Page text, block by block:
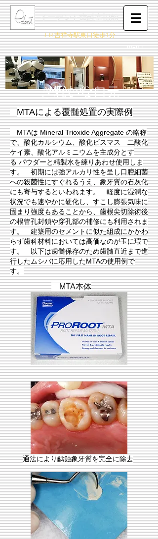
イーデント歯科室旧館
ＪＲ吉祥寺駅東口徒歩1分
menu
​きれいな口元
​MTAセメント
MTA本体
MTAによる覆髄処置の実際例
MTAは Mineral Trioxide Aggregate の略称
で、酸化カルシウム、酸化ビスマス 二酸化
ケイ素、酸化アルミニウムを主成分とす
る パウダーと精製水を練りあわせ使用しま
す。 初期には強アルカリ性を呈し口腔細菌
への殺菌性にすぐれるうえ、象牙質の石灰化
にも寄与するといわれます。 軽度に湿潤な
状況でも速やかに硬化し、すこし膨張気味に
固まり強度もあることから、歯根尖切除術後
の根管孔封鎖や穿孔部の補修にも利用されま
す。 建築用のセメントに似た組成にかかわ
らず歯科材料においては高価なのが玉に瑕で
す。 以下は歯髄保存のため歯髄直近まで進
行したムシバに応用したMTAの使用例で
す。
通法により齲蝕象牙質を完全に除去